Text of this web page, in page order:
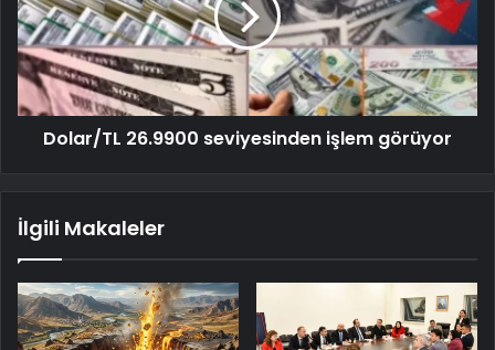
Dolar/TL 26.9900 seviyesinden işlem görüyor
İlgili Makaleler